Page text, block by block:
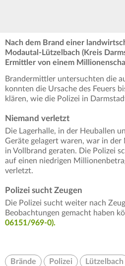
Nach dem Brand einer
Modautal-Lützelbach (Kreis
Ermittler von einem
Brandermittler untersuchten die
konnten die Ursache des Feuers
klären, wie die Polizei in
Niemand verletzt
Die Lagerhalle, in der Heuballen
Geräte gelagert waren, war in der
in Vollbrand geraten. Die Polizei
auf einen niedrigen
verletzt.
Polizei sucht Zeugen
Die Polizei sucht weiter nach
Beobachtungen gemacht haben
06151/969-0).
Brände Polizei Lützelbach